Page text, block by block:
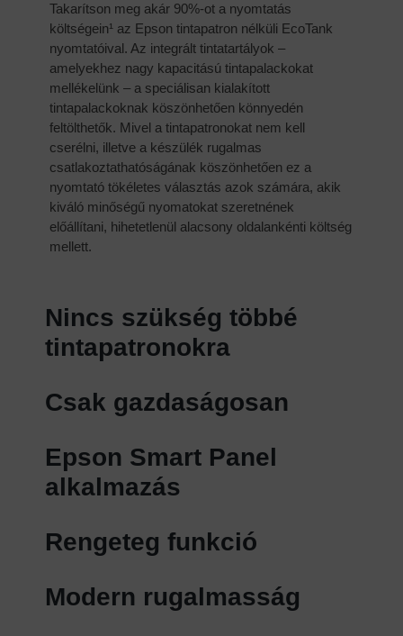
Takarítson meg akár 90%-ot a nyomtatás
költségein¹ az Epson tintapatron nélküli EcoTank
nyomtatóival. Az integrált tintatartályok –
amelyekhez nagy kapacitású tintapalackokat
mellékelünk – a speciálisan kialakított
tintapalackoknak köszönhetően könnyedén
feltölthetők. Mivel a tintapatronokat nem kell
cserélni, illetve a készülék rugalmas
csatlakoztathatóságának köszönhetően ez a
nyomtató tökéletes választás azok számára, akik
kiváló minőségű nyomatokat szeretnének
előállítani, hihetetlenül alacsony oldalankénti költség
mellett.
Nincs szükség többé
tintapatronokra
Csak gazdaságosan
Epson Smart Panel
alkalmazás
Rengeteg funkció
Modern rugalmasság